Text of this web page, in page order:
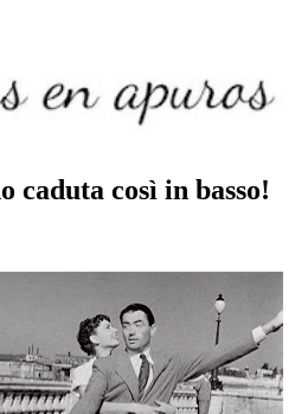
caduta così in basso!